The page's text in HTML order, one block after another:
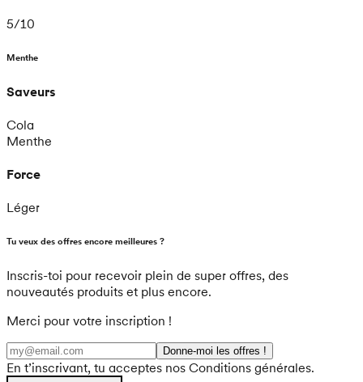
5/10
Menthe
Saveurs
Cola
Menthe
Force
Léger
Tu veux des offres encore meilleures ?
Inscris-toi pour recevoir plein de super offres, des
nouveautés produits et plus encore.
Merci pour votre inscription !
Donne-moi les offres !
En t’inscrivant, tu acceptes nos Conditions générales.